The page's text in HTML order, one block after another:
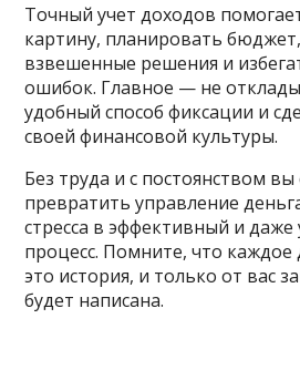
Точный учет доходов
картину, планировать
взвешенные решения и
ошибок. Главное — не
удобный способ фиксации и
своей финансовой культуры.
Без труда и с постоянством
превратить управление
стресса в эффективный и
процесс. Помните, что
это история, и только от вас
будет написана.